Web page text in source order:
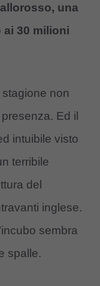
una
30 milioni
non
Ed il
intuibile visto
terribile
del
inglese.
sembra
spalle.